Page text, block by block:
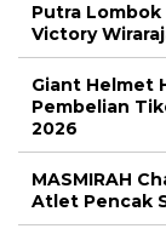
Putra Lombok
Victory
Giant Helmet
Pembelian
2026
MASMIRAH
Atlet Pencak